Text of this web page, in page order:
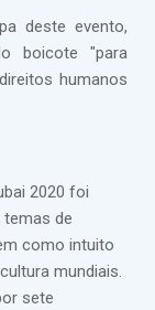
deste evento,
boicote "para
humanos
2020 foi
de
como intuito
mundiais.
sete